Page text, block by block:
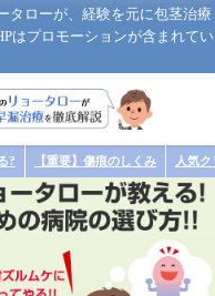
タローが、経験を元に包茎治療
プロモーションが含まれてい
? 【重要】傷痕のしくみ 人気